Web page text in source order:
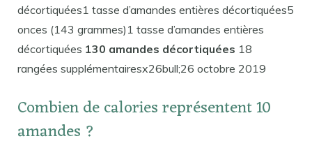
décortiquées1 tasse d’amandes entières décortiquées5
onces (143 grammes)1 tasse d’amandes entières
décortiquées 130 amandes décortiquées 18
rangées supplémentairesx26bull;26 octobre 2019
Combien de calories représentent 10
amandes ?